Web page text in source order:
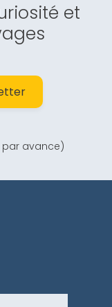
et
par avance)